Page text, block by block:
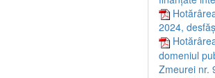
2024,
domeniul
Zmeurei nr.